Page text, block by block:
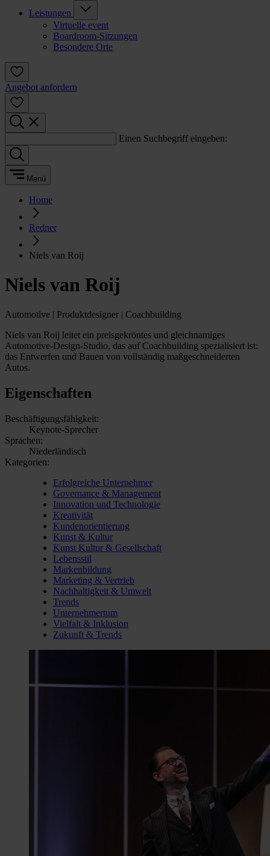
Leistungen
Virtuelle event
Boardroom-Sitzungen
Besondere Orte
Angebot anfordern
Einen Suchbegriff eingeben:
Menü
Home
Redner
Niels van Roij
Niels van Roij
Automotive | Produktdesigner | Coachbuilding
Niels van Roij leitet ein preisgekröntes und gleichnamiges
Automotive-Design-Studio, das auf Coachbuilding spezialisiert ist:
das Entwerfen und Bauen von vollständig maßgeschneiderten
Autos.
Eigenschaften
Beschäftigungsfähigkeit:
Keynote-Sprecher
Sprachen:
Niederländisch
Kategorien:
Erfolgreiche Unternehmer
Governance & Management
Innovation und Technologie
Kreativität
Kundenorientierung
Kunst & Kultur
Kunst Kultur & Gesellschaft
Lebensstil
Markenbildung
Marketing & Vertrieb
Nachhaltigkeit & Umwelt
Trends
Unternehmertum
Vielfalt & Inklusion
Zukunft & Trends